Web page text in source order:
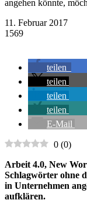
angehen könnte,
11. Februar 2017
1569
teilen
teilen
teilen
teilen
E-Mail
0 (0)
Arbeit 4.0, New
Schlagwörter ohne
in Unternehmen
aufklären.